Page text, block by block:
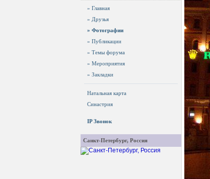
» Главная
» Друзья
» Фотографии
» Публикации
» Темы форума
» Мероприятия
» Закладки
Натальная карта
Синастрия
IP Звонок
Санкт-Петербург, Россия